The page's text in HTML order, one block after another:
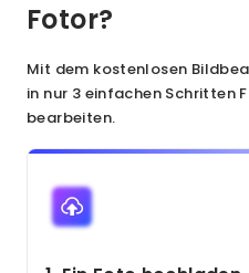
Fotor?
Mit dem kostenlosen
in nur 3 einfachen Schritten
bearbeiten.